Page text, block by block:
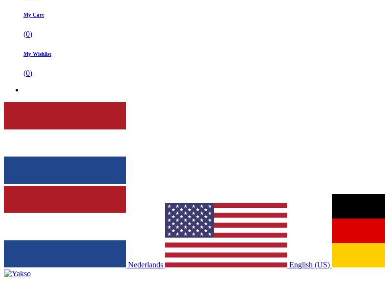
My Cart
(0)
My Wishlist
(0)
Nederlands English (US)